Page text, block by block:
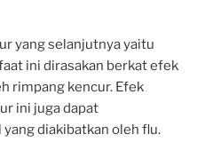
yang selanjutnya yaitu
ini dirasakan berkat efek
rimpang kencur. Efek
ini juga dapat
diakibatkan oleh flu.